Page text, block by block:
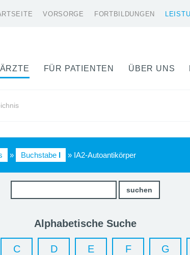
VORSORGE FORTBILDUNGEN
FÜR PATIENTEN ÜBER UNS
» Buchstabe I » IA2-Autoantikörper
Alphabetische Suche
C D E F G